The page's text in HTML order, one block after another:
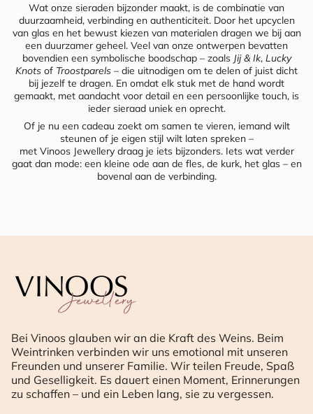
Wat onze sieraden bijzonder maakt, is de combinatie van
duurzaamheid, verbinding en authenticiteit. Door het upcyclen
van glas en het bewust kiezen van materialen dragen we bij aan
een duurzamer geheel. Veel van onze ontwerpen bevatten
bovendien een symbolische boodschap – zoals Jij & Ik, Lucky
Knots of Troostparels – die uitnodigen om te delen of juist dicht
bij jezelf te dragen. En omdat elk stuk met de hand wordt
gemaakt, met aandacht voor detail en een persoonlijke touch, is
ieder sieraad uniek en oprecht.
Of je nu een cadeau zoekt om samen te vieren, iemand wilt
steunen of je eigen stijl wilt laten spreken –
met Vinoos Jewellery draag je iets bijzonders. Iets wat verder
gaat dan mode: een kleine ode aan de fles, de kurk, het glas – en
bovenal aan de verbinding.
Bei Vinoos glauben wir an die Kraft des Weins. Beim
Weintrinken verbinden wir uns emotional mit unseren
Freunden und unserer Familie. Wir teilen Freude, Spaß
und Geselligkeit. Es dauert einen Moment, Erinnerungen
zu schaffen – und ein Leben lang, sie zu vergessen.